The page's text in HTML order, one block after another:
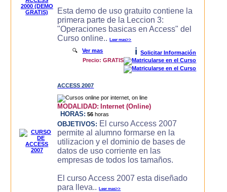
Esta demo de uso gratuito contiene la
primera parte de la Leccion 3:
"Operaciones basicas en Access" del
Curso online..Leer mas>>
🔍Ver mas i
Solicitar Información
Precio: GRATIS
ACCESS 2007
MODALIDAD: Internet (Online)
HORAS: 56 horas
OBJETIVOS: El curso Access 2007
permite al alumno formarse en la
utilizacion y el dominio de bases de
datos de uso corriente en las
empresas de todos los tamaños.
El curso Access 2007 esta diseñado
para lleva..Leer mas>>